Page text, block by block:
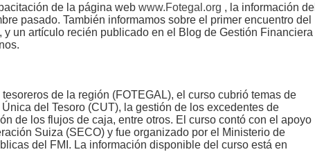
de la página web www.Fotegal.org , la información del
pasado. También informamos sobre el primer encuentro del
un artículo recién publicado en el Blog de Gestión Financiera
de la región (FOTEGAL), el curso cubrió temas de
del Tesoro (CUT), la gestión de los excedentes de
de los flujos de caja, entre otros. El curso contó con el apoyo
Suiza (SECO) y fue organizado por el Ministerio de
del FMI. La información disponible del curso está en